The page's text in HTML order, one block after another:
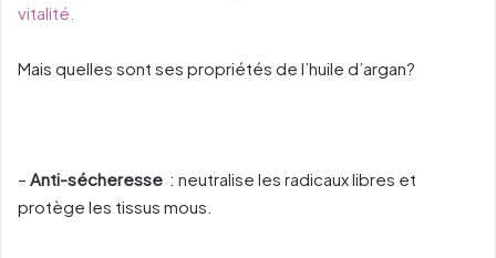
vitalité.
Mais quelles sont ses propriétés de l’huile d’argan?
– Anti-sécheresse : neutralise les radicaux libres et
protège les tissus mous.